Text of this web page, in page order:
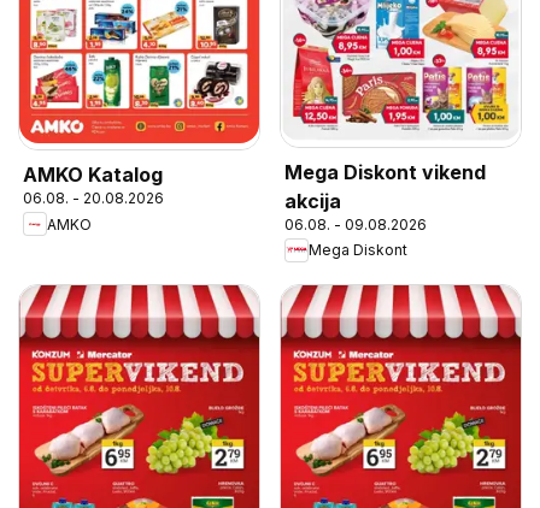
AMKO Katalog
06.08. - 20.08.2026
AMKO
Mega Diskont vikend
akcija
06.08. - 09.08.2026
Mega Diskont